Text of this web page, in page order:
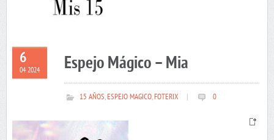
6
04 2024 Espejo Mágico – Mia
15 AÑOS,ESPEJO MAGICO,FOTERIX 0